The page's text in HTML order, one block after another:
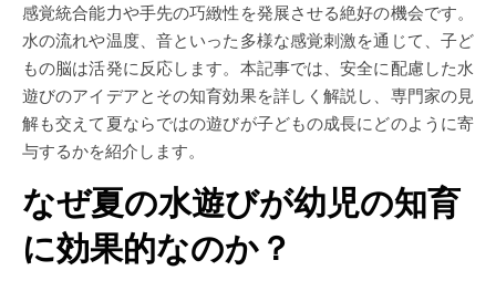
感覚統合能力や手先の巧緻性を発展させる絶好の機会です。
水の流れや温度、音といった多様な感覚刺激を通じて、子ど
もの脳は活発に反応します。本記事では、安全に配慮した水
遊びのアイデアとその知育効果を詳しく解説し、専門家の見
解も交えて夏ならではの遊びが子どもの成長にどのように寄
与するかを紹介します。
なぜ夏の水遊びが幼児の知育
に効果的なのか？